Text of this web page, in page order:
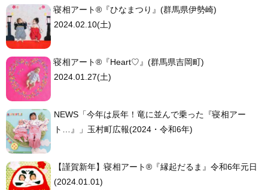
寝相アート®︎『ひなまつり』(群馬県伊勢崎)
2024.02.10(土)
寝相アート®︎『Heart♡』(群馬県吉岡町)
2024.01.27(土)
NEWS「今年は辰年！竜に並んで乗った『寝相アー
ト…』」玉村町広報(2024・令和6年)
【謹賀新年】寝相アート®︎『縁起だるま』令和6年元日
(2024.01.01)